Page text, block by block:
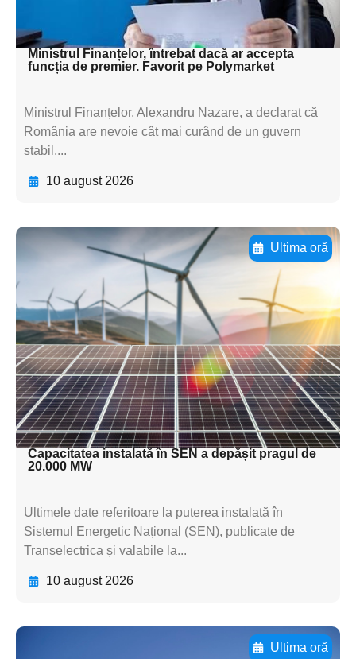
textul pentru subti
Ministrul Finanțelor, întrebat dacă ar accepta
funcția de premier. Favorit pe Polymarket
Ministrul Finanțelor, Alexandru Nazare, a declarat că
România are nevoie cât mai curând de un guvern
stabil....
10 august 2026
Ultima oră
Adaugă aici textul pentru
subtitluAdaugă aici
textul pentru
subtitluAdaugă aici
textul pentru
subtitluAdaugă aici
textul pentru subti
Capacitatea instalată în SEN a depășit pragul de
20.000 MW
Ultimele date referitoare la puterea instalată în
Sistemul Energetic Național (SEN), publicate de
Transelectrica și valabile la...
10 august 2026
Ultima oră